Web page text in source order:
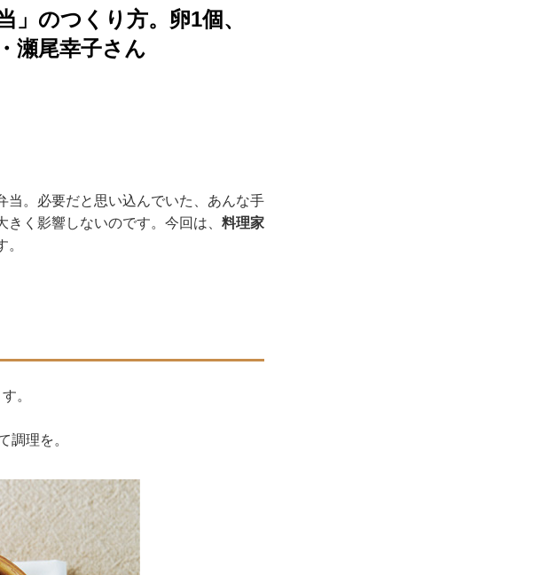
のつくり方。卵1個、
瀬尾幸子さん
当。必要だと思い込んでいた、あんな手
く影響しないのです。今回は、 料理家
。
。
調理を。